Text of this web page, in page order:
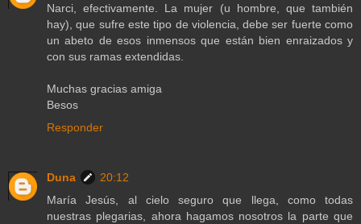
Narci, efectivamente. La mujer (u hombre, que también
hay), que sufre este tipo de violencia, debe ser fuerte como
un abeto de esos inmensos que están bien enraizados y
con sus ramas extendidas.
Muchas gracias amiga
Besos
Responder
Duna
20:12
María Jesús, al cielo seguro que llega, como todas
nuestras plegarias, ahora hagamos nosotros la parte que